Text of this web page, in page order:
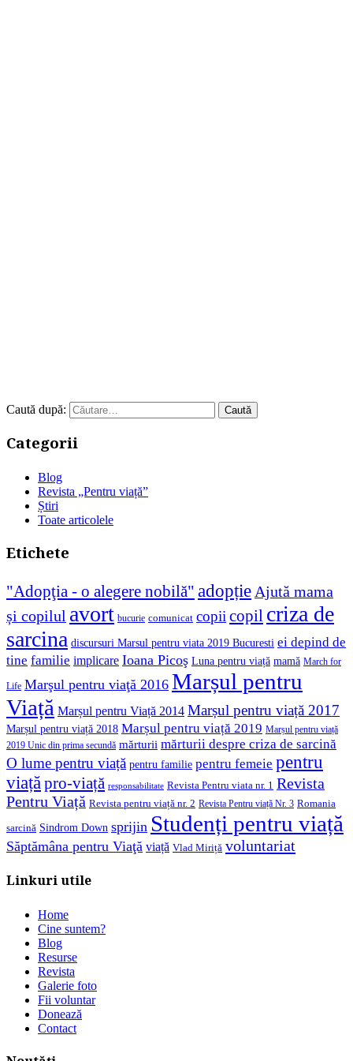
Caută după:
Categorii
Blog
Revista „Pentru viață”
Știri
Toate articolele
Etichete
"Adopţia - o alegere nobilă" adopție Ajută mama
și copilul avort bucurie comunicat copii copil criza de
sarcina discursuri Marsul pentru viata 2019 Bucuresti ei depind de
tine familie implicare Ioana Picoş Luna pentru viață mamă March for
Life Marşul pentru viaţă 2016 Marșul pentru
Viață Marșul pentru Viață 2014 Marșul pentru viață 2017
Marșul pentru viață 2018 Marșul pentru viață 2019 Marșul pentru viață
2019 Unic din prima secundă mărturii mărturii despre criza de sarcină
O lume pentru viață pentru familie pentru femeie pentru
viață pro-viață responsabilitate Revista Pentru viata nr. 1 Revista
Pentru Viață Revista pentru viață nr. 2 Revista Pentru viață Nr. 3 Romania
sarcină Sindrom Down sprijin Studenți pentru viață
Săptămâna pentru Viaţă viață Vlad Miriță voluntariat
Linkuri utile
Home
Cine suntem?
Blog
Resurse
Revista
Galerie foto
Fii voluntar
Donează
Contact